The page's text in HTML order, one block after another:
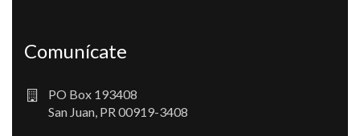
Comunícate
PO Box 193408
San Juan, PR 00919-3408